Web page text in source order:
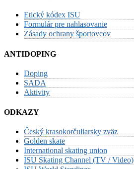
Etický kódex ISU
Formulár pre nahlasovanie
Zásady ochrany športovcov
ANTIDOPING
Doping
SADA
Aktivity
ODKAZY
Český krasokorčuliarsky zväz
Golden skate
International skating union
ISU Skating Channel (TV / Video)